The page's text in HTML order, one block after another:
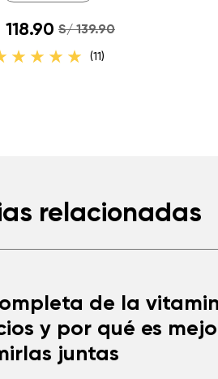
S/ 139.90
(11)
relacionadas
de la
y por qué es
juntas